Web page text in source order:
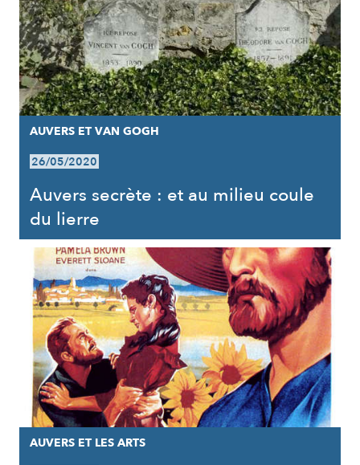
AUVERS ET VAN GOGH
26/05/2020
Auvers secrète : et au milieu coule
du lierre
AUVERS ET LES ARTS